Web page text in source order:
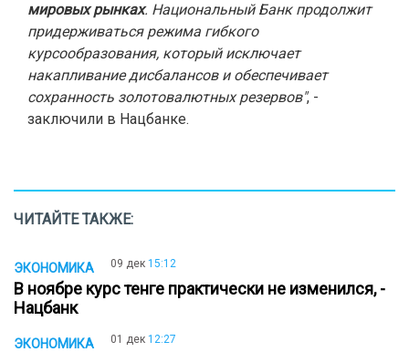
мировых рынках. Национальный Банк продолжит
придерживаться режима гибкого
курсообразования, который исключает
накапливание дисбалансов и обеспечивает
сохранность золотовалютных резервов", -
заключили в Нацбанке.
ЧИТАЙТЕ ТАКЖЕ:
ЭКОНОМИКА 09 дек 15:12
В ноябре курс тенге практически не изменился, -
Нацбанк
ЭКОНОМИКА 01 дек 12:27